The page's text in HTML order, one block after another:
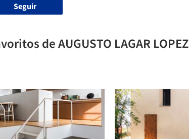
Seguir
de AUGUSTO LAGAR LOPEZ